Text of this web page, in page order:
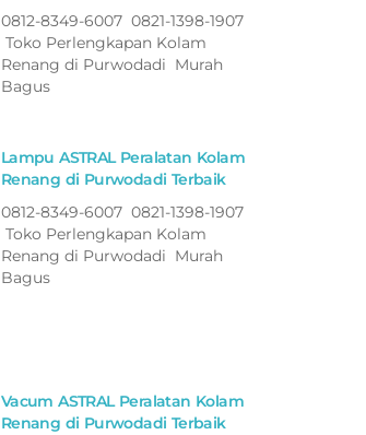
0812-8349-6007 0821-1398-1907
Toko Perlengkapan Kolam
Renang di Purwodadi Murah
Bagus
Lampu ASTRAL Peralatan Kolam
Renang di Purwodadi Terbaik
0812-8349-6007 0821-1398-1907
Toko Perlengkapan Kolam
Renang di Purwodadi Murah
Bagus
Vacum ASTRAL Peralatan Kolam
Renang di Purwodadi Terbaik